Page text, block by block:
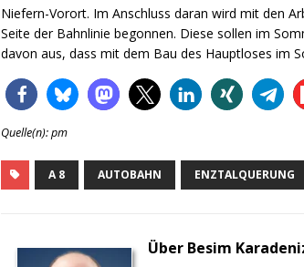
Niefern-Vorort. Im Anschluss daran wird mit den
Seite der Bahnlinie begonnen. Diese sollen im
davon aus, dass mit dem Bau des Hauptloses im
Quelle(n): pm
A 8 AUTOBAHN ENZTALQUERUNG
Über Besim